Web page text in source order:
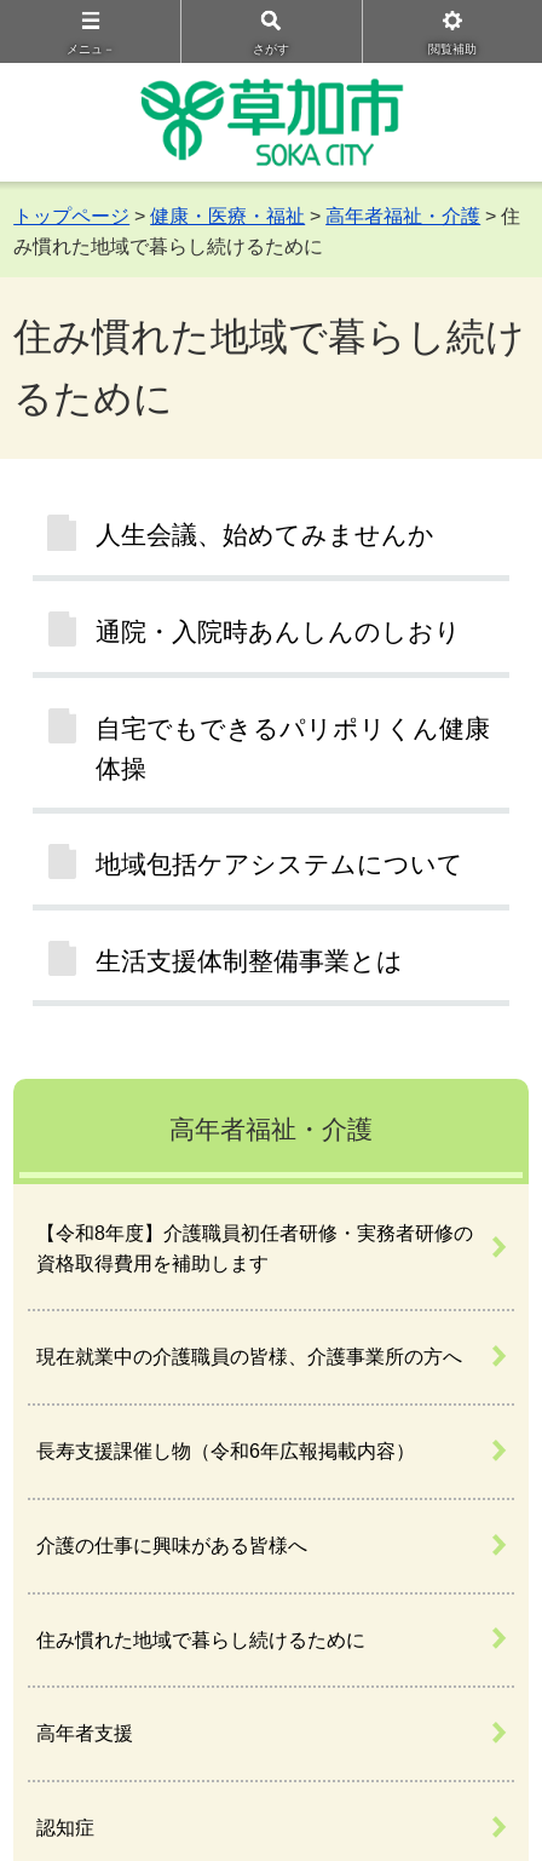
メニュ－ さがす 閲覧補助
トップページ >健康・医療・福祉 >高年者福祉・介護 > 住
み慣れた地域で暮らし続けるために
住み慣れた地域で暮らし続け
るために
人生会議、始めてみませんか
通院・入院時あんしんのしおり
自宅でもできるパリポリくん健康
体操
地域包括ケアシステムについて
生活支援体制整備事業とは
高年者福祉・介護
【令和8年度】介護職員初任者研修・実務者研修の
資格取得費用を補助します
現在就業中の介護職員の皆様、介護事業所の方へ
長寿支援課催し物（令和6年広報掲載内容）
介護の仕事に興味がある皆様へ
住み慣れた地域で暮らし続けるために
高年者支援
認知症